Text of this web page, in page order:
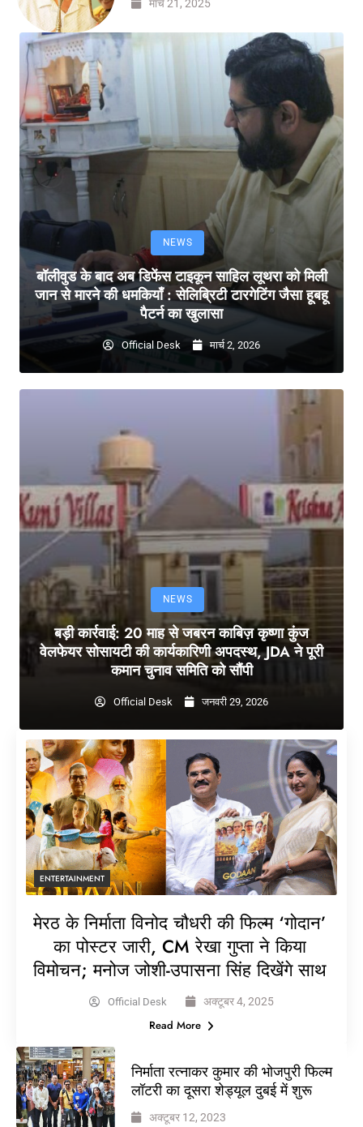
मार्च 21, 2025
NEWS
बॉलीवुड के बाद अब डिफेंस टाइकून साहिल लूथरा को मिली
जान से मारने की धमकियाँ : सेलिब्रिटी टारगेटिंग जैसा हूबहू
पैटर्न का खुलासा
Official Desk मार्च 2, 2026
NEWS
बड़ी कार्रवाई: 20 माह से जबरन काबिज़ कृष्णा कुंज
वेलफेयर सोसायटी की कार्यकारिणी अपदस्थ, JDA ने पूरी
कमान चुनाव समिति को सौंपी
Official Desk जनवरी 29, 2026
ENTERTAINMENT
मेरठ के निर्माता विनोद चौधरी की फिल्म ‘गोदान’
का पोस्टर जारी, CM रेखा गुप्ता ने किया
विमोचन; मनोज जोशी-उपासना सिंह दिखेंगे साथ
Official Desk अक्टूबर 4, 2025
Read More
निर्माता रत्नाकर कुमार की भोजपुरी फिल्म
लॉटरी का दूसरा शेड्यूल दुबई में शुरू
अक्टूबर 12, 2023